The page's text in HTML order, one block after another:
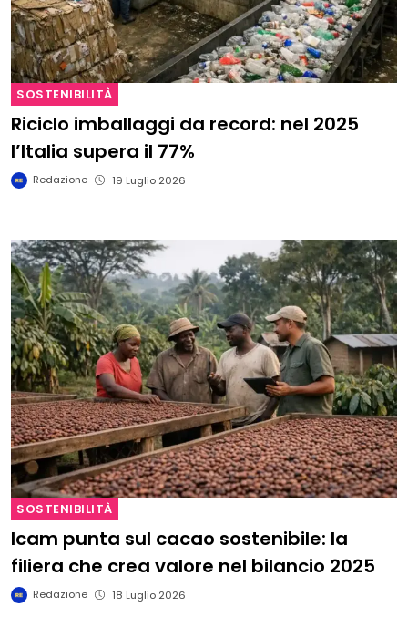
SOSTENIBILITÀ
Riciclo imballaggi da record: nel 2025
l’Italia supera il 77%
Redazione 19 Luglio 2026
SOSTENIBILITÀ
Icam punta sul cacao sostenibile: la
filiera che crea valore nel bilancio 2025
Redazione 18 Luglio 2026